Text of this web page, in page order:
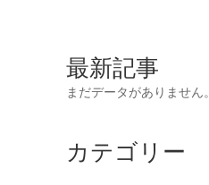
最新記事
まだデータがありません。
カテゴリー